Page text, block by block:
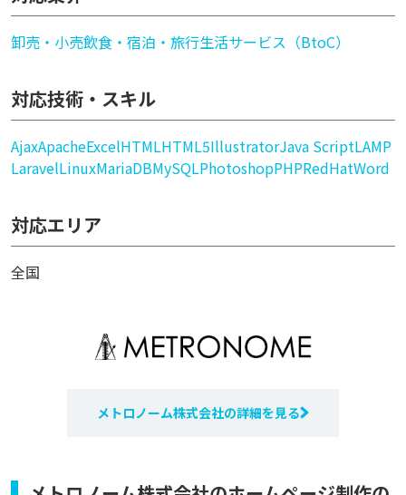
卸売・小売飲食・宿泊・旅行生活サービス（BtoC）
対応技術・スキル
AjaxApacheExcelHTMLHTML5IllustratorJava ScriptLAMP
LaravelLinuxMariaDBMySQLPhotoshopPHPRedHatWord
対応エリア
全国
メトロノーム株式会社の詳細を見る